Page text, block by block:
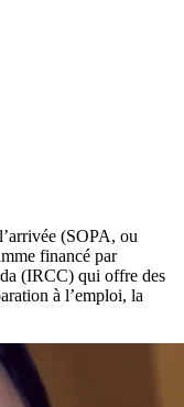
(SOPA, ou
financé par
(IRCC) qui offre des
à l’emploi, la